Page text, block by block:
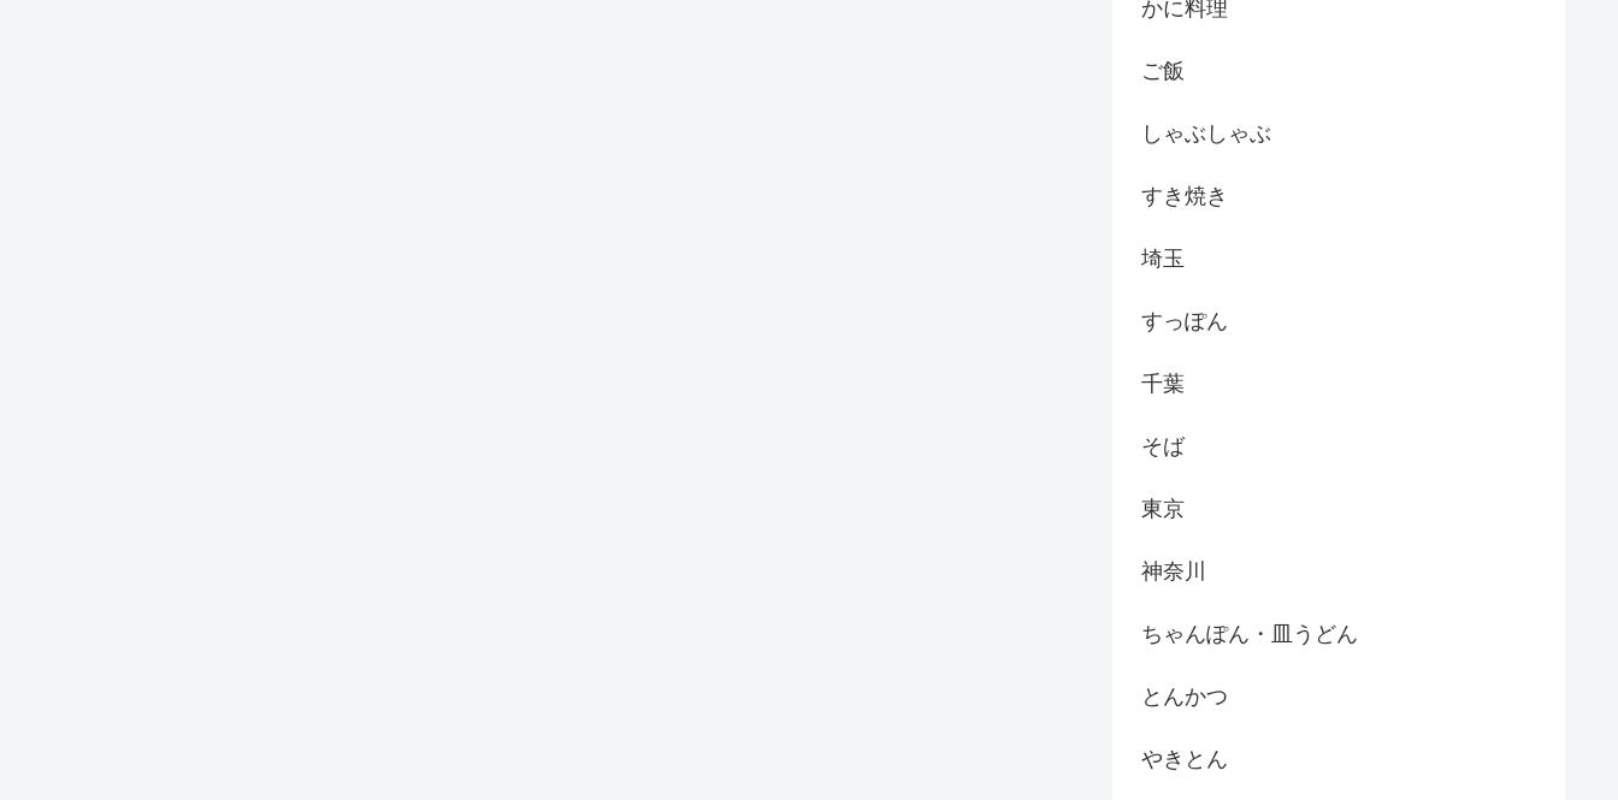
かに料理
ご飯
しゃぶしゃぶ
すき焼き
埼玉
すっぽん
千葉
そば
東京
神奈川
ちゃんぽん・皿うどん
とんかつ
やきとん